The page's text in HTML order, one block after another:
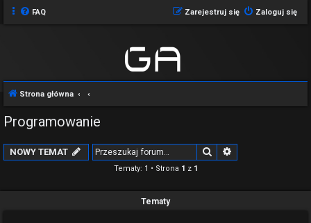
FAQ Zaloguj się
Zarejestruj się
Strona główna
Programowanie
NOWY TEMAT Szukaj
Tematy: 1 • Strona 1 z 1
Tematy